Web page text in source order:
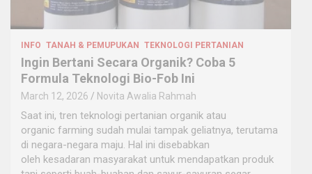
INFO TANAH & PEMUPUKAN TEKNOLOGI PERTANIAN
Ingin Bertani Secara Organik? Coba 5
Formula Teknologi Bio-Fob Ini
March 12, 2026 Novita Awalia Rahmah
Saat ini, tren teknologi pertanian organik atau
organic farming sudah mulai tampak geliatnya, terutama
di negara-negara maju. Hal ini disebabkan
oleh kesadaran masyarakat untuk mendapatkan produk